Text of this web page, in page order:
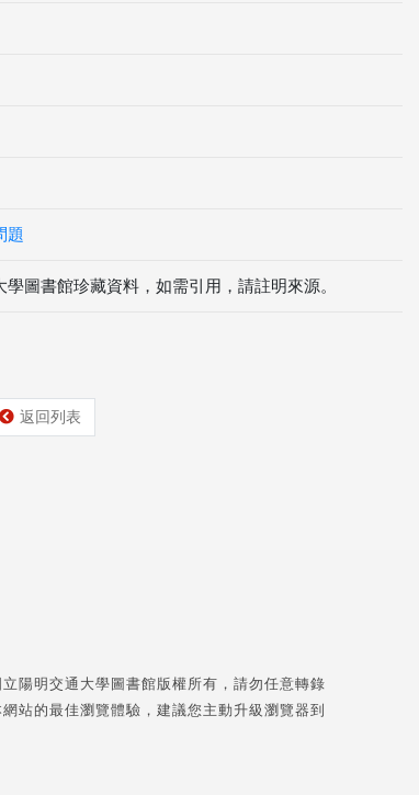
題
學圖書館珍藏資料，如需引用，請註明來源。
返回列表
陽明交通大學圖書館版權所有，請勿任意轉錄
站的最佳瀏覽體驗，建議您主動升級瀏覽器到